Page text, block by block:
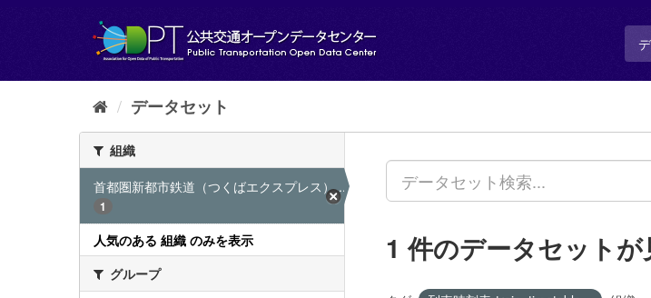
し
データセット
組織
首都圏新都市鉄道（つくばエクスプレス）...
1
人気のある 組織 のみを表示
グループ
1 件のデータセット